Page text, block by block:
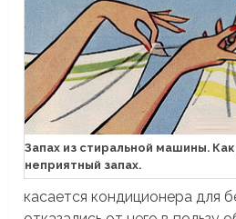
Запах из стиральной машины.
неприятный запах.
касается кондиционера для